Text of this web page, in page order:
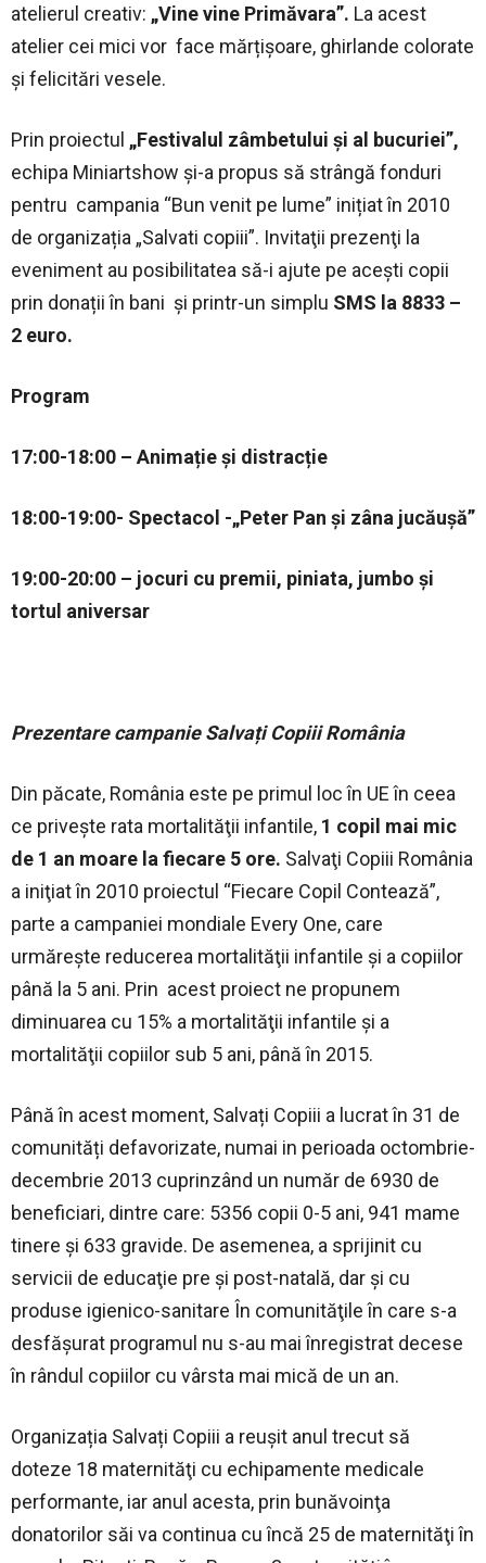
atelierul creativ: „Vine vine Primăvara”. La acest
atelier cei mici vor face mărțișoare, ghirlande colorate
și felicitări vesele.
Prin proiectul „Festivalul zâmbetului și al bucuriei”,
echipa Miniartshow şi-a propus să strângă fonduri
pentru campania “Bun venit pe lume” inițiat în 2010
de organizația „Salvati copiii”. Invitaţii prezenţi la
eveniment au posibilitatea să-i ajute pe acești copii
prin donații în bani și printr-un simplu SMS la 8833 –
2 euro.
Program
17:00-18:00 – Animație și distracție
18:00-19:00- Spectacol -„Peter Pan și zâna jucăușă”
19:00-20:00 – jocuri cu premii, piniata, jumbo și
tortul aniversar
Prezentare campanie Salvați Copiii România
Din păcate, România este pe primul loc în UE în ceea
ce priveşte rata mortalităţii infantile, 1 copil mai mic
de 1 an moare la fiecare 5 ore. Salvaţi Copiii România
a iniţiat în 2010 proiectul “Fiecare Copil Contează”,
parte a campaniei mondiale Every One, care
urmăreşte reducerea mortalităţii infantile şi a copiilor
până la 5 ani. Prin acest proiect ne propunem
diminuarea cu 15% a mortalităţii infantile şi a
mortalităţii copiilor sub 5 ani, până în 2015.
Până în acest moment, Salvați Copiii a lucrat în 31 de
comunități defavorizate, numai in perioada octombrie-
decembrie 2013 cuprinzând un număr de 6930 de
beneficiari, dintre care: 5356 copii 0-5 ani, 941 mame
tinere și 633 gravide. De asemenea, a sprijinit cu
servicii de educaţie pre şi post-natală, dar şi cu
produse igienico-sanitare În comunităţile în care s-a
desfăşurat programul nu s-au mai înregistrat decese
în rândul copiilor cu vârsta mai mică de un an.
Organizația Salvați Copiii a reușit anul trecut să
doteze 18 maternităţi cu echipamente medicale
performante, iar anul acesta, prin bunăvoinţa
donatorilor săi va continua cu încă 25 de maternităţi în